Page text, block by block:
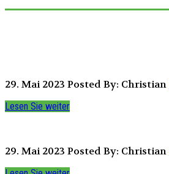
29. Mai 2023 Posted By: Christian
Lesen Sie weiter
29. Mai 2023 Posted By: Christian